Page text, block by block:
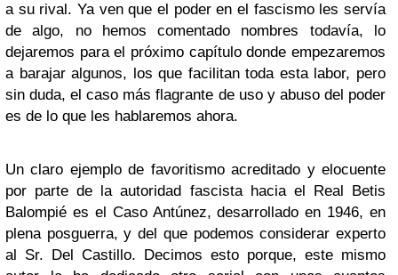
a su rival. Ya ven que el poder en el fascismo les servía
de algo, no hemos comentado nombres todavía, lo
dejaremos para el próximo capítulo donde empezaremos
a barajar algunos, los que facilitan toda esta labor, pero
sin duda, el caso más flagrante de uso y abuso del poder
es de lo que les hablaremos ahora.
Un claro ejemplo de favoritismo acreditado y elocuente
por parte de la autoridad fascista hacia el Real Betis
Balompié es el Caso Antúnez, desarrollado en 1946, en
plena posguerra, y del que podemos considerar experto
al Sr. Del Castillo. Decimos esto porque, este mismo